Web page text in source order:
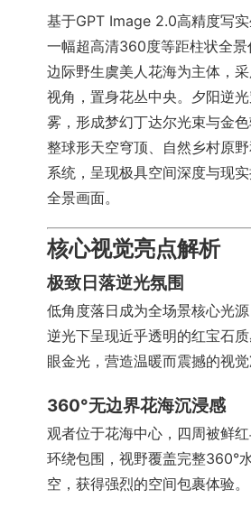
基于GPT Image 2.0高精度写
一幅超高清360度等距柱状全
边际野生虞美人花海为主体，
视角，置身花丛中央。夕阳逆
雾，形成梦幻丁达尔光束与金
整球形天空穹顶、自然乡村原
系统，呈现极具空间深度与现
全景画面。
核心视觉亮点解析
极致日落逆光氛围
低角度落日成为全场景核心光
逆光下呈现近乎透明的红宝石
眼金光，营造温暖而震撼的视觉
360°无边界花海沉浸感
观者位于花海中心，四周被鲜
环绕包围，视野覆盖完整360°
空，获得强烈的空间包裹体验。